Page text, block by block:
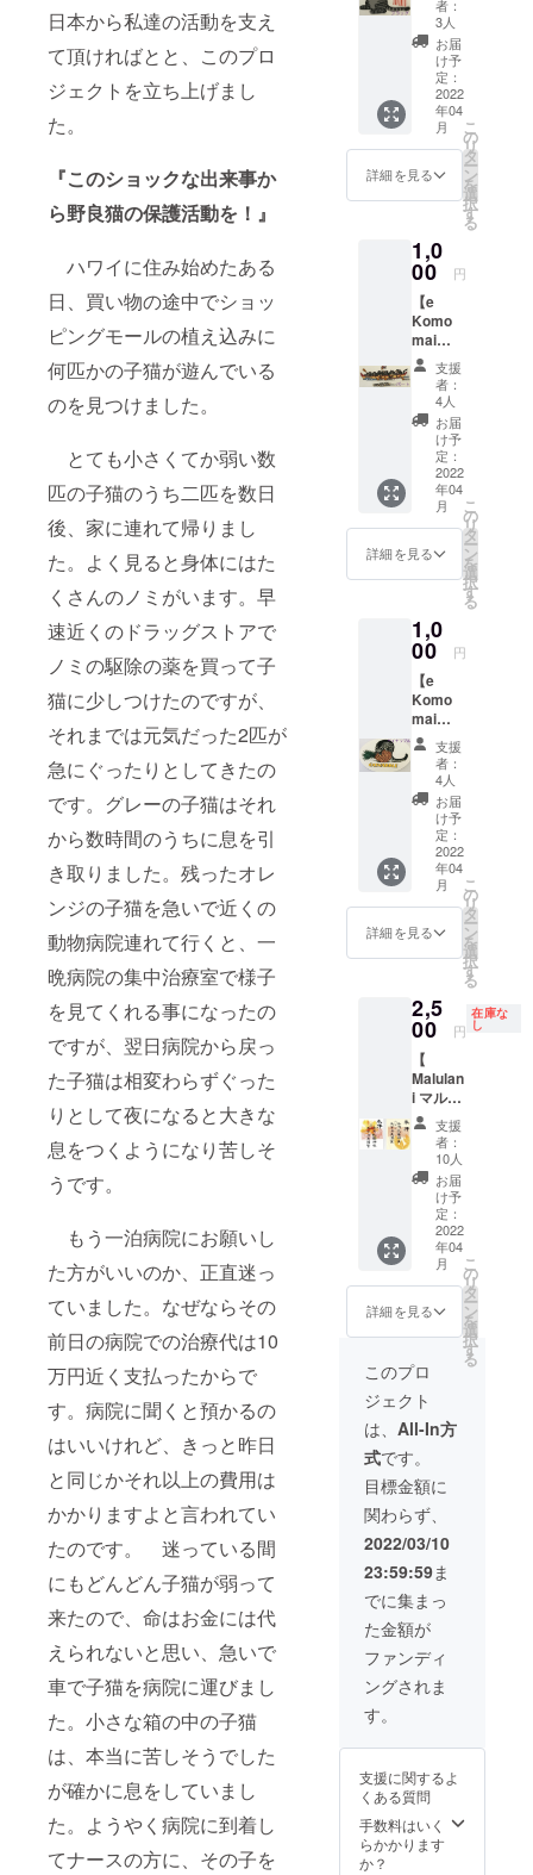
日本から私達の活動を支え
て頂ければとと、このプロ
ジェクトを立ち上げまし
た。
『このショックな出来事か
ら野良猫の保護活動を！』
ハワイに住み始めたある
日、買い物の途中でショッ
ピングモールの植え込みに
何匹かの子猫が遊んでいる
のを見つけました。
とても小さくてか弱い数
匹の子猫のうち二匹を数日
後、家に連れて帰りまし
た。よく見ると身体にはた
くさんのノミがいます。早
速近くのドラッグストアで
ノミの駆除の薬を買って子
猫に少しつけたのですが、
それまでは元気だった2匹が
急にぐったりとしてきたの
です。グレーの子猫はそれ
から数時間のうちに息を引
き取りました。残ったオレ
ンジの子猫を急いで近くの
動物病院連れて行くと、一
晩病院の集中治療室で様子
を見てくれる事になったの
ですが、翌日病院から戻っ
た子猫は相変わらずぐった
りとして夜になると大きな
息をつくようになり苦しそ
うです。
もう一泊病院にお願いし
た方がいいのか、正直迷っ
ていました。なぜならその
前日の病院での治療代は10
万円近く支払ったからで
す。病院に聞くと預かるの
はいいけれど、きっと昨日
と同じかそれ以上の費用は
かかりますよと言われてい
たのです。 迷っている間
にもどんどん子猫が弱って
来たので、命はお金には代
えられないと思い、急いで
車で子猫を病院に運びまし
た。小さな箱の中の子猫
は、本当に苦しそうでした
が確かに息をしていまし
た。ようやく病院に到着し
てナースの方に、その子を
その子達を
保護するた
めにダニエ
ルと二人で
活動を始め
その子達
をあげて、
トラップ
（保護）し
て、去勢し
て、マイク
ロチップを
入れて、元
に戻した
り、里親を
探したり、
病気の子は
病院に連れ
ていってあ
げるそんな
個人ボラ
ンティアだ
から悩みも
いっぱいな
んだって！
そこで日
にゃからの
協力と応援
をお願いし
て〝僕達、
野良猫の仲
も幸せにし
てあげた
い！‘’という
のがこのプ
ロジェクト
のかあちゃ
んのゴール
らしい。
もちろ
ん、住んで
る人しか知
らないロー
カルな
ニュース
や、ハワイ
に住むロコ
野良猫の暮
らしぶりも
みんにゃに
届けたいん
だって。
是非、か
あちゃんの
活動を応援
してね！
& マハロ！
(ありがとう
ございます)
『私が
撮影し
たハワ
イの日
常風景
写真な
ども併
せて
する予
定で
ビティ
を更新
した際
には、
その都
度メイ
ルにて
お知ら
せして
おりま
す。 ＃
ご支援
金は、
猫達の
ワクチ
イクロ
チッ
じての
治療費
など、
突発的
に発生
する事
があり
ます。
（ご飯
代金＋
治療費
＋避
妊・去
勢・リ
リー
ス、里
親探し
毎月1
日から
月末ま
での収
支を翌
月の5日
までに
は、ア
クティ
ビティ
にてメ
ンバー
様限定
でご覧
いただ
出来ま
す。ア
を更新
した際
には、
その際
メイル
にてお
知らせ
してお
りま
す。 ＃
ご支援
金は、
猫達の
ワクチ
ン、マ
チッ
プ、必
治療費
など、
突発的
に発生
する事
があり
ます。
♡♡10
名さま
限定
①『ハ
ワイで
有名な
ローカ
ルブラ
（クレ
イジー
ツ）で
購入し
た“ B.
Kliban
Cat
sticker
＝クリ
バン
キャッ
トス
ティッ
カー
（耐水
性です
ので、
車に
貼って
も大丈
郵送で
お届け
いたし
ま
す。』
１）活
動報告
はその
都度、
アク
ティビ
ティ報
告を
アップ
その際
にはメ
イルに
てご連
絡致し
ます！
２）収
支報
告
（ご飯
代金＋
治療費
＋避
妊・去
勢・リ
リー
ス、里
費用）
毎月1
日から
月末ま
での収
支を翌
月の5日
までに
は、ア
クティ
ビティ
にてメ
ンバー
様限定
でご覧
く事が
出来ま
ビティ
を更新
した際
には、
その際
メイル
にてお
知らせ
してお
りま
す。 ＃
ご支援
金は、
猫達の
ワクチ
イクロ
チッ
要に応
じての
治療費
など、
突発的
に発生
する事
があり
ます。
♡♡10
名さま
限定
①『ハ
ワイで
有名な
ローカ
ルブラ
ンド
シャ
ツ）で
購入し
た“ B.
Kliban
Cat
イ／よ
うこ
そ）メ
バー】
**ス
ティッ
カー<フ
ラッ
グ 星
条旗>イ
ご希望
の方 ♡
お礼の
メイル
♡毎月
活動報
告
１）活
動報告
はその
都度、
アク
ティビ
ティ報
告を
アップ
してお
にはメ
イルに
てご連
絡致し
ます！
２）収
支報
告
（ご飯
代金＋
治療費
＋避
妊・去
勢・リ
リー
ス、里
親探し
毎月1
日から
月末ま
での収
支を翌
月の5日
までに
は、ア
クティ
ビティ
にてメ
ンバー
様限定
でご覧
いただ
出来ま
す。ア
ビティ
を更新
した際
には、
メイル
にてお
知らせ
してお
りま
す。 ＃
ご支援
金は、
猫達の
ワクチ
ン、マ
イクロ
チッ
じての
治療費
など、
突発的
に発生
する事
者：
3人
お届
け予
定：
2022
年04
月
詳細を見る
こ
の
リ
タ
ー
ン
を
選
択
す
る
1,0
00 円
【e
Komo
mai
（エコ
モ・マ
イ／よ
うこ
そ）メ
バー】
**ス
ティッ
カー<
ボート>
イラス
トご希
♡お礼
のメイ
ル ♡毎
月活動
報告
１）活
動報告
はその
都度、
アク
ティビ
ティ報
告を
アップ
してお
ります
ので、
てご連
絡致し
ます！
２）収
支報
告
（ご飯
代金＋
治療費
＋避
妊・去
勢・リ
リー
ス、里
親探し
にか
かった
毎月1
日から
での収
支を翌
月の5日
までに
は、ア
クティ
ビティ
にてメ
様限定
でご覧
いただ
く事が
出来ま
す。ア
クティ
した際
には、
その際
メイル
にてお
知らせ
支援
者：
4人
お届
け予
定：
2022
年04
月
詳細を見る
こ
の
リ
タ
ー
ン
を
選
択
す
る
1,0
00 円
【e
Komo
mai
（エコ
モ・マ
イ／よ
うこ
そ）メ
バー】
**ス
ティッ
カー<パ
イナッ
プル>イ
ラスト
の方 ♡
お礼の
メイル
♡毎月
活動報
告
１）活
動報告
はその
都度、
アク
ティビ
ティ報
告を
アップ
してお
ります
にはメ
イルに
てご連
絡致し
ます！
２）収
支報
告
（ご飯
代金＋
治療費
＋避
妊・去
勢・リ
リー
ス、里
親探し
にか
毎月1
日から
月末ま
での収
支を翌
月の5日
支援
者：
4人
お届
け予
定：
2022
年04
月
詳細を見る
こ
の
リ
タ
ー
ン
を
選
択
す
る
2,5
00 円
在庫な
し
【
Malulan
i マルラ
ニ／神
様のご
加護）
メン
バー】
♡お礼
のメイ
月活動
報告
１）活
動報告
はその
都度、
アク
ティビ
ティ報
告を
アップ
してお
ります
ので、
その際
にはメ
イルに
てご連
絡致し
ます！
２）収
支報
告
治療費
妊・去
勢・リ
リー
ス、里
親探し
支援
者：
10人
お届
け予
定：
2022
年04
月
詳細を見る
こ
の
リ
タ
ー
ン
を
選
択
す
る
このプロ
ジェクト
は、 All-In方
式です。
目標金額に
関わらず、
2022/03/10
23:59:59ま
でに集まっ
た金額が
ファンディ
ングされま
す。
支援に関するよ
くある質問
手数料はいく
らかかります
か？